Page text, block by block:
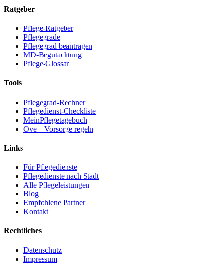
Ratgeber
Pflege-Ratgeber
Pflegegrade
Pflegegrad beantragen
MD-Begutachtung
Pflege-Glossar
Tools
Pflegegrad-Rechner
Pflegedienst-Checkliste
MeinPflegetagebuch
Ove – Vorsorge regeln
Links
Für Pflegedienste
Pflegedienste nach Stadt
Alle Pflegeleistungen
Blog
Empfohlene Partner
Kontakt
Rechtliches
Datenschutz
Impressum